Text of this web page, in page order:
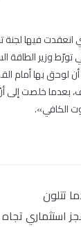
انعقدت فيها
في تورّط وزير
لوحق بها أمام
الملف، بعدما خلصت
الكافي».
تتلون
استثماري تجاه الخارج